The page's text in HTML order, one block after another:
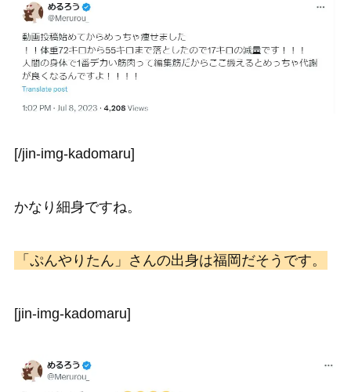
[/jin-img-kadomaru]
かなり細身ですね。
「ぷんやりたん」さんの出身は福岡だそうです。
[jin-img-kadomaru]